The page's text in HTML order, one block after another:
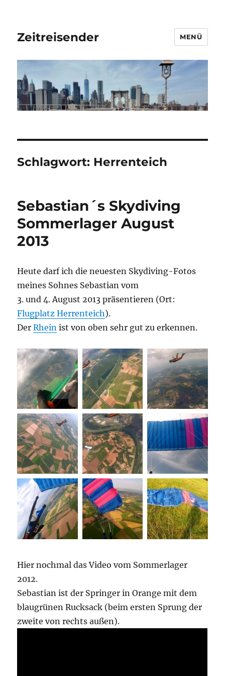
Zeitreisender MENÜ
Schlagwort: Herrenteich
Sebastian´s Skydiving
Sommerlager August
2013
Heute darf ich die neuesten Skydiving-Fotos
meines Sohnes Sebastian vom
3. und 4. August 2013 präsentieren (Ort:
Flugplatz Herrenteich).
DerRhein ist von oben sehr gut zu erkennen.
Hier nochmal das Video vom Sommerlager
2012.
Sebastian ist der Springer in Orange mit dem
blaugrünen Rucksack (beim ersten Sprung der
zweite von rechts außen).